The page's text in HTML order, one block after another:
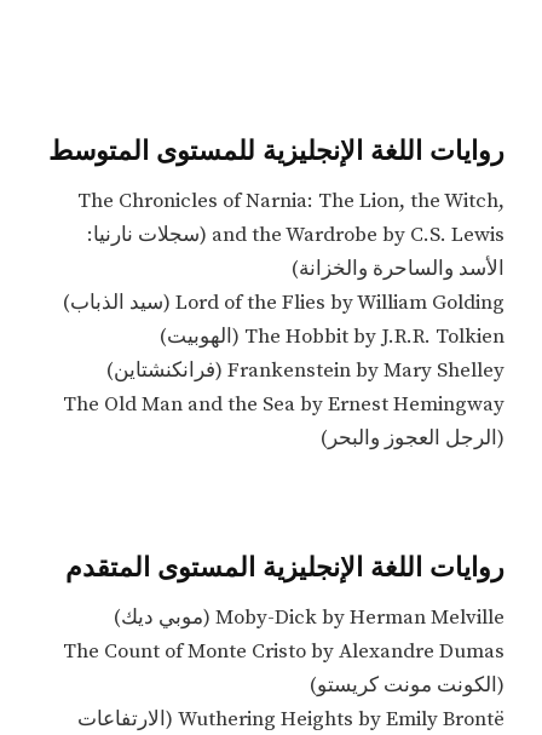
روايات اللغة الإنجليزية للمستوى المتوسط
The Chronicles of Narnia: The Lion, the Witch,
and the Wardrobe by C.S. Lewis (سجلات نارنيا:
الأسد والساحرة والخزانة)
Lord of the Flies by William Golding (سيد الذباب)
The Hobbit by J.R.R. Tolkien (الهوبيت)
Frankenstein by Mary Shelley (فرانكنشتاين)
The Old Man and the Sea by Ernest Hemingway
(الرجل العجوز والبحر)
روايات اللغة الإنجليزية المستوى المتقدم
Moby-Dick by Herman Melville (موبي ديك)
The Count of Monte Cristo by Alexandre Dumas
(الكونت مونت كريستو)
Wuthering Heights by Emily Brontë (الارتفاعات